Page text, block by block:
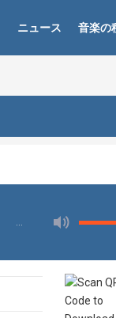
ニュース 音楽の